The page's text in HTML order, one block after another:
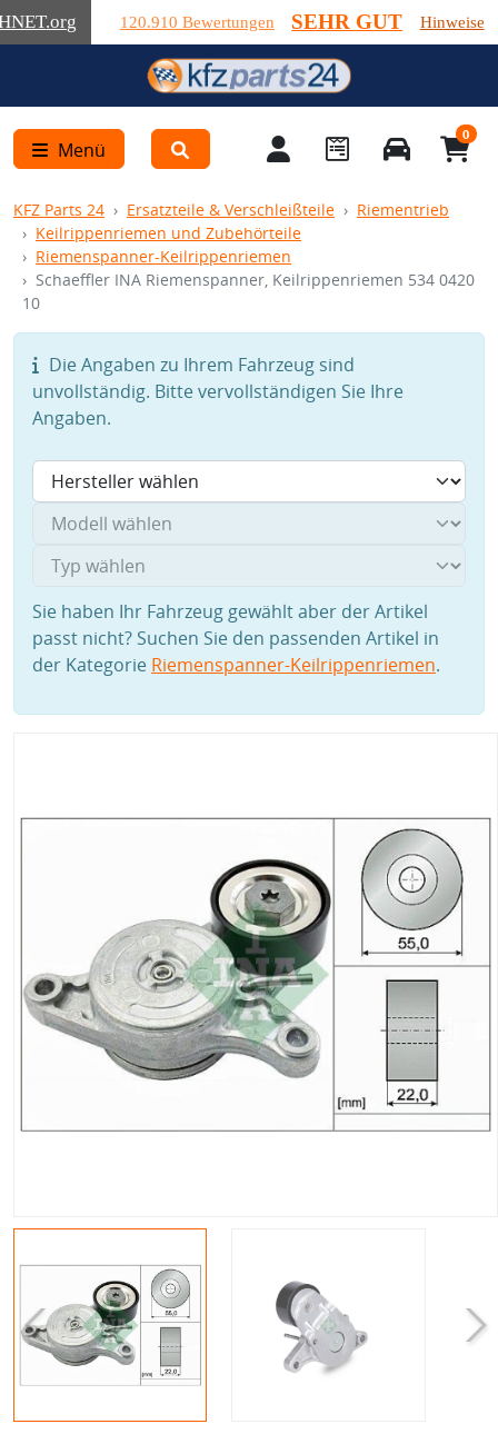
.org 120.910 Bewertungen SEHR GUT Hinweise
Menü
0
KFZ Parts 24 Ersatzteile & Verschleißteile
Riementrieb
Keilrippenriemen und Zubehörteile
Riemenspanner-Keilrippenriemen
Schaeffler INA Riemenspanner, Keilrippenriemen 534 0420
10
Die Angaben zu Ihrem Fahrzeug sind
unvollständig. Bitte vervollständigen Sie Ihre
Angaben.
Sie haben Ihr Fahrzeug gewählt aber der Artikel
passt nicht? Suchen Sie den passenden Artikel in
der Kategorie Riemenspanner-Keilrippenriemen.